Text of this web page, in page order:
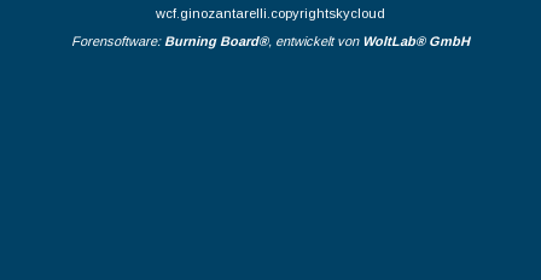
wcf.ginozantarelli.copyrightskycloud
Forensoftware: Burning Board®, entwickelt von WoltLab® GmbH